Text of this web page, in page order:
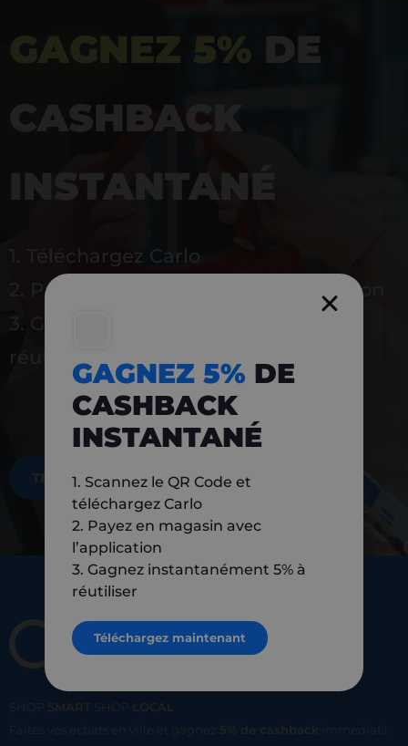
GAGNEZ 5% DE
CASHBACK
INSTANTANÉ
1. Téléchargez Carlo
2. Payez en magasin avec l’application
3. Gagnez instantanément 5 % à
réutiliser
TÉLÉCHARGEZ MAINTENANT
SHOP SMART SHOP
LOCAL
Faites vos achats en ville et gagnez 5% de cashback immediat !
GAGNEZ 5% DE
CASHBACK
INSTANTANÉ
1. Scannez le QR Code et
téléchargez Carlo
2. Payez en magasin avec
l’application
3. Gagnez instantanément 5% à
réutiliser
Téléchargez maintenant